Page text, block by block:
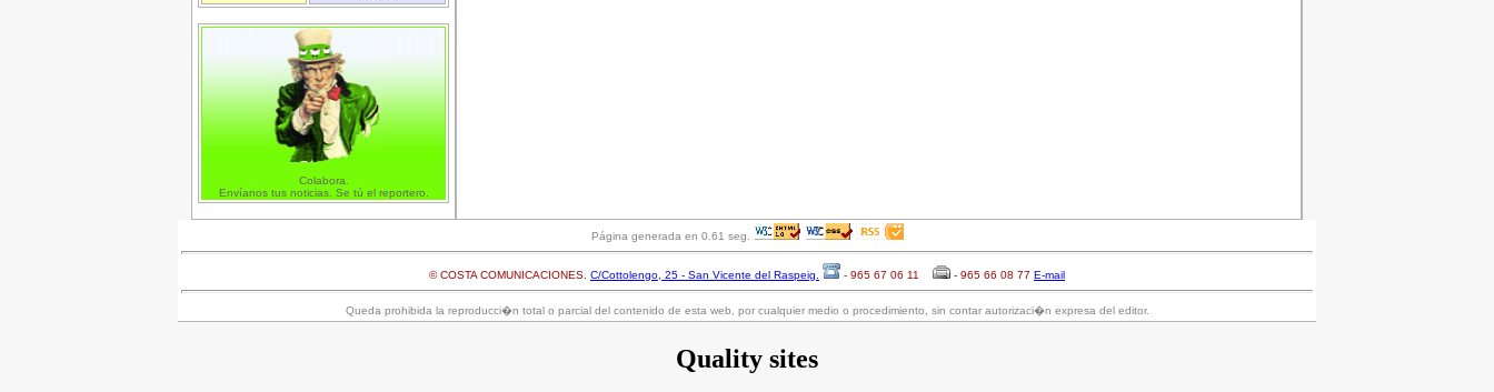
Colabora.
Envíanos tus noticias. Se tú el reportero.
Página generada en 0.61 seg.
© COSTA COMUNICACIONES. C/Cottolengo, 25 - San Vicente del Raspeig. - 965 67 06 11 - 965 66 08 77 E-mail
Queda prohibida la reproducci�n total o parcial del contenido de esta web, por cualquier medio o procedimiento, sin contar autorizaci�n expresa del editor.
Quality sites